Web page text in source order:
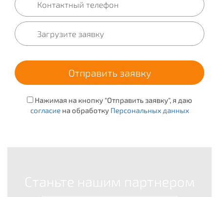
Нажимая на кнопку "Отправить заявку", я даю
согласиена обработку Персональных данных